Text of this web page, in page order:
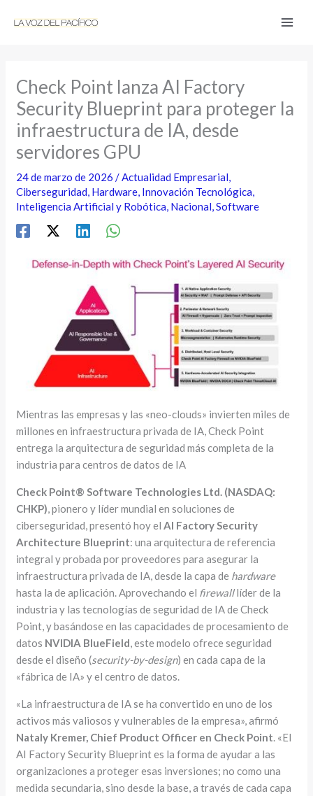
Check Point lanza AI Factory
Security Blueprint para proteger la
infraestructura de IA, desde
servidores GPU
24 de marzo de 2026/Actualidad Empresarial,
Ciberseguridad, Hardware, Innovación Tecnológica,
Inteligencia Artificial y Robótica, Nacional,Software
Mientras las empresas y las «neo-clouds» invierten miles de
millones en infraestructura privada de IA, Check Point
entrega la arquitectura de seguridad más completa de la
industria para centros de datos de IA
Check Point® Software Technologies Ltd. (NASDAQ:
CHKP), pionero y líder mundial en soluciones de
ciberseguridad, presentó hoy elAI Factory Security
Architecture Blueprint: una arquitectura de referencia
integral y probada por proveedores para asegurar la
infraestructura privada de IA, desde la capa de hardware
hasta la de aplicación. Aprovechando el firewalllíder de la
industria y las tecnologías de seguridad de IA de Check
Point, y basándose en las capacidades de procesamiento de
datos NVIDIA BlueField, este modelo ofrece seguridad
desde el diseño (security-by-design) en cada capa de la
«fábrica de IA» y el centro de datos.
«La infraestructura de IA se ha convertido en uno de los
activos más valiosos y vulnerables de la empresa», afirmó
Nataly Kremer, Chief Product Officer en Check Point. «El
AI Factory Security Blueprint es la forma de ayudar a las
organizaciones a proteger esas inversiones; no como una
medida secundaria, sino desde la base, a través de cada capa